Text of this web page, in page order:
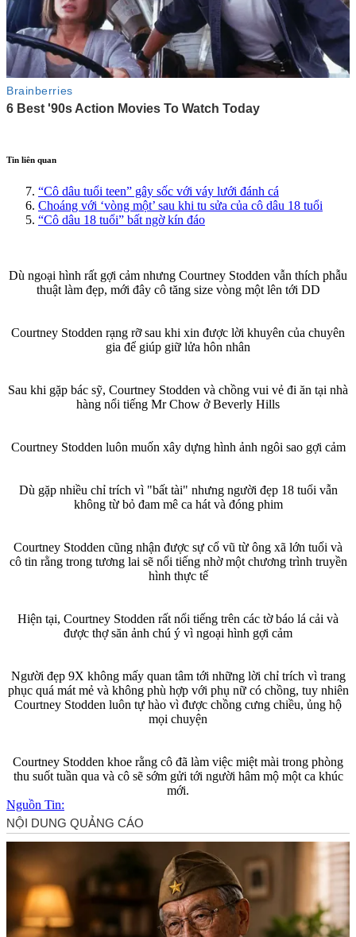
Tin liên quan
“Cô dâu tuổi teen” gây sốc với váy lưới đánh cá
Choáng với ‘vòng một’ sau khi tu sửa của cô dâu 18 tuổi
“Cô dâu 18 tuổi” bất ngờ kín đáo
Dù ngoại hình rất gợi cảm nhưng Courtney Stodden vẫn thích phẫu
thuật làm đẹp, mới đây cô tăng size vòng một lên tới DD
Courtney Stodden rạng rỡ sau khi xin được lời khuyên của chuyên
gia để giúp giữ lửa hôn nhân
Sau khi gặp bác sỹ, Courtney Stodden và chồng vui vẻ đi ăn tại nhà
hàng nổi tiếng Mr Chow ở Beverly Hills
Courtney Stodden luôn muốn xây dựng hình ảnh ngôi sao gợi cảm
Dù gặp nhiều chỉ trích vì "bất tài" nhưng người đẹp 1‌8 tuổ‌i vẫn
không từ bỏ đam mê ca hát và đóng phim
Courtney Stodden cũng nhận được sự cổ vũ từ ông xã lớn tuổi và
cô tin rằng trong tương lai sẽ nổi tiếng nhờ một chương trình truyền
hình thực tế
Hiện tại, Courtney Stodden rất nổi tiếng trên các tờ báo lá cải và
được thợ săn ảnh chú ý vì ngoại hình gợi cảm
Người đẹp 9X không mấy quan tâm tới những lời chỉ trích vì trang
phục quá mát mẻ và không phù hợp với phụ nữ có chồng, tuy nhiên
Courtney Stodden luôn tự hào vì được chồng cưng chiều, ủng hộ
mọi chuyện
Courtney Stodden khoe rằng cô đã làm việc miệt mài trong phòng
thu suốt tuần qua và cô sẽ sớm gửi tới người hâm mộ một ca khúc
mới.
Nguồn Tin: